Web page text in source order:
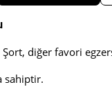
diğer favori
sahiptir.